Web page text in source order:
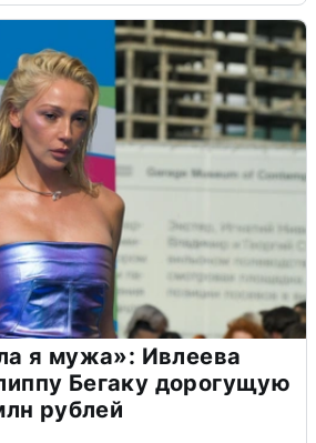
я мужа»: Ивлеева
Бегаку дорогущую
рублей